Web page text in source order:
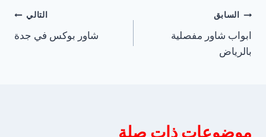
تصفّح
المقالات
السابق
ابواب شاور مفصلية
بالرياض
التالي
شاور بوكس في جدة